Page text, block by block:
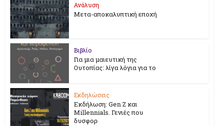
Ανάλυση
Μετα-αποκαλυπτική εποχή
Βιβλίο
Για μια μαιευτική της
Ουτοπίας: λίγα λόγια για το
Εκδηλώσεις
Εκδήλωση: Gen Z και
Millennials. Γενιές που
δυσφορ